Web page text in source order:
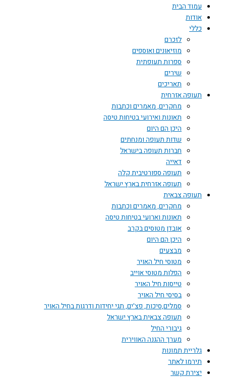
עמוד הבית
אודות
כללי
לזכרם
מוזיאונים ואוספים
ספרות תעופתית
שירים
תאריכים
תעופה אזרחית
מחקרים, מאמרים וכתבות
תאונות ואירועי בטיחות טיסה
היכן הם היום
שדות תעופה ומנחתים
חברות תעופה בישראל
דאייה
תעופה ספורטיבית קלה
תעופה אזרחית בארץ ישראל
תעופה צבאית
מחקרים, מאמרים וכתבות
תאונות וארועי בטיחות טיסה
אובדן מטוסים בקרב
היכן הם היום
מבצעים
מטוסי חיל האויר
הפלות מטוסי אוייב
טייסות חיל האויר
בסיסי חיל האויר
סמלים,סיכות, פצ'ים, תגי יחידות ודרגות בחיל האויר
תעופה צבאית בארץ ישראל
גיבורי החיל
מערך ההגנה האווירית
גלריית תמונות
תירמו לאתר
יצירת קשר